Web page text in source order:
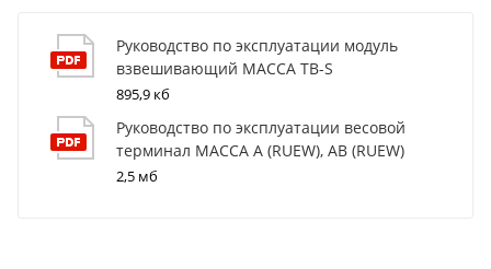
Руководство по эксплуатации модуль
взвешивающий МАССА TB-S
895,9 кб
Руководство по эксплуатации весовой
терминал МАССА A (RUEW), AB (RUEW)
2,5 мб